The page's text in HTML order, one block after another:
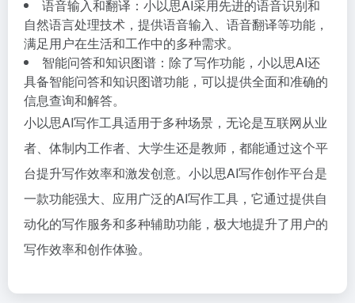
语音输入和翻译：小以思AI采用先进的语音识别和
自然语言处理技术，提供语音输入、语音翻译等功能，
满足用户在生活和工作中的多种需求。
智能问答和知识图谱：除了写作功能，小以思AI还
具备智能问答和知识图谱功能，可以提供全面和准确的
信息查询和解答。
小以思AI写作工具适用于多种场景，无论是互联网从业
者、体制内工作者、大学生还是教师，都能通过这个平
台提升写作效率和激发创意。小以思AI写作创作平台是
一款功能强大、应用广泛的AI写作工具，它通过提供自
动化的写作服务和多种辅助功能，极大地提升了用户的
写作效率和创作体验。